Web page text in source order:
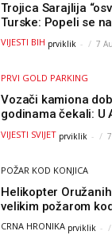
Trojica Sarajlija
Turske: Popeli se
metara
VIJESTI BIH prviklik - 7
PRVI GOLD PARKING
Vozači kamiona
godinama čekali: U
GOLD sigurni parking
VIJESTI SVIJET prviklik -
POŽAR KOD KONJICA
Helikopter
velikim požarom
i Air Tractor
CRNA HRONIKA prviklik -